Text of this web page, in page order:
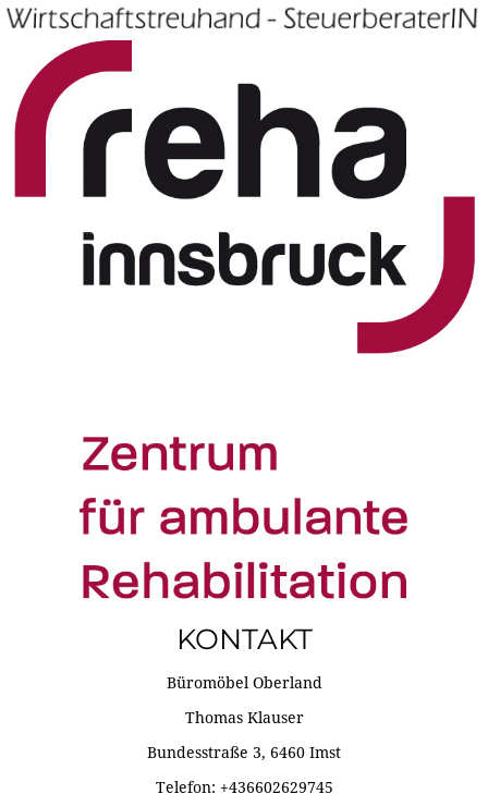
KONTAKT
Büromöbel Oberland
Thomas Klauser
Bundesstraße 3, 6460 Imst
Telefon: +436602629745